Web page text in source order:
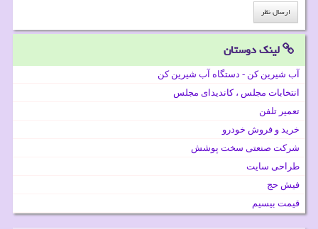
لینک دوستان
آب شیرین کن - دستگاه آب شیرین کن
انتخابات مجلس ، کاندیدای مجلس
تعمیر تلفن
خرید و فروش خودرو
شرکت صنعتی سخت پوشش
طراحی سایت
فیش حج
قیمت بیسیم